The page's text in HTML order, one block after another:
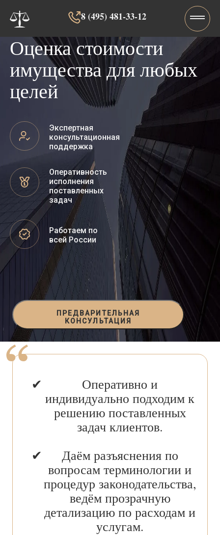
8 (495) 481-33-12‬‬
Оценка стоимости
имущества для любых
целей
Экспертная
консультационная
поддержка
Оперативность
исполнения
поставленных
задач
Работаем по
всей России
ПРЕДВАРИТЕЛЬНАЯ
КОНСУЛЬТАЦИЯ
Оперативно и
индивидуально подходим к
решению поставленных
задач клиентов.
Даём разъяснения по
вопросам терминологии и
процедур законодательства,
ведём прозрачную
детализацию по расходам и
услугам.